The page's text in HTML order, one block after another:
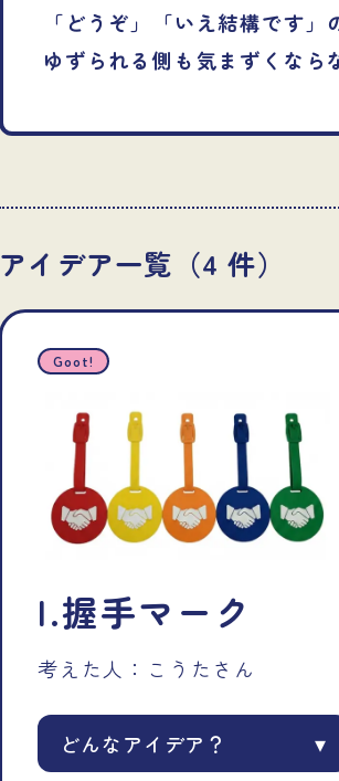
「どうぞ」「いえ結構です
ゆずられる側も気まずくな
アイデア一覧（4 件）
Goot!
I.握手マーク
考えた人： こうた さん
どんなアイデア？ ▾